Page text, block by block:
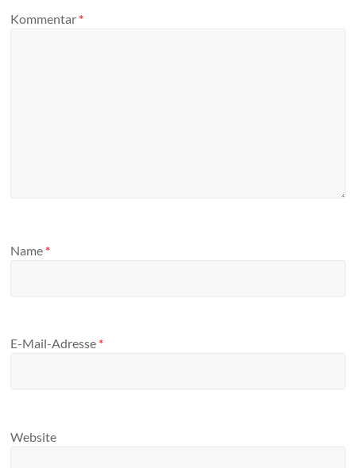
Kommentar *
Name *
E-Mail-Adresse *
Website